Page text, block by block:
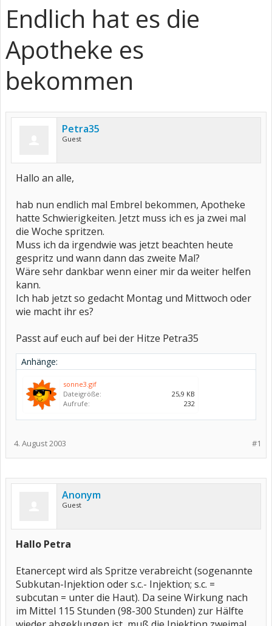
Endlich hat es die
Apotheke es
bekommen
Petra35
Guest
Hallo an alle,
hab nun endlich mal Embrel bekommen, Apotheke
hatte Schwierigkeiten. Jetzt muss ich es ja zwei mal
die Woche spritzen.
Muss ich da irgendwie was jetzt beachten heute
gespritz und wann dann das zweite Mal?
Wäre sehr dankbar wenn einer mir da weiter helfen
kann.
Ich hab jetzt so gedacht Montag und Mittwoch oder
wie macht ihr es?
Passt auf euch auf bei der Hitze Petra35
Anhänge:
sonne3.gif
Dateigröße:
25,9 KB
Aufrufe:
232
#1
4. August 2003
Anonym
Guest
Hallo Petra
Etanercept wird als Spritze verabreicht (sogenannte
Subkutan-Injektion oder s.c.- Injektion; s.c. =
subcutan = unter die Haut). Da seine Wirkung nach
im Mittel 115 Stunden (98-300 Stunden) zur Hälfte